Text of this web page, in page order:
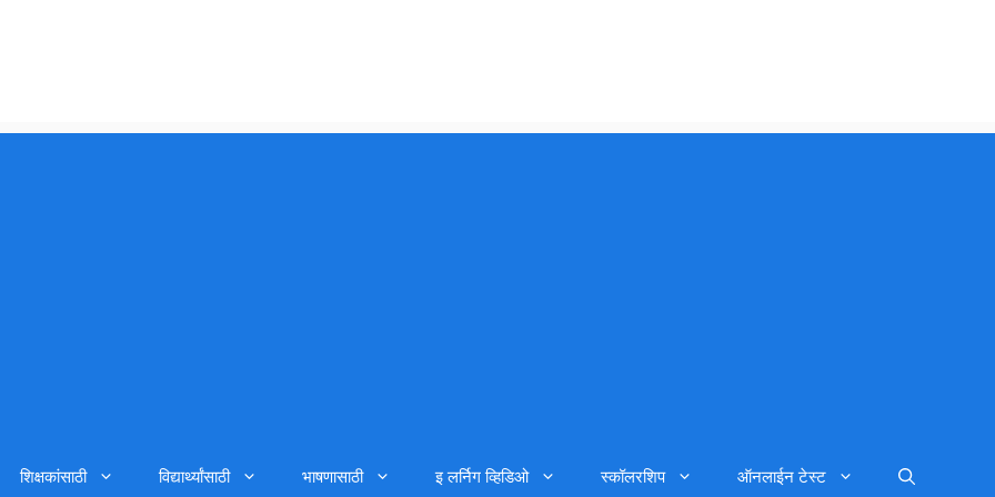
शिक्षकांसाठी विद्यार्थ्यांसाठी भाषणासाठी इ लर्निग व्हिडिओ स्कॉलरशिप ऑनलाईन टेस्ट